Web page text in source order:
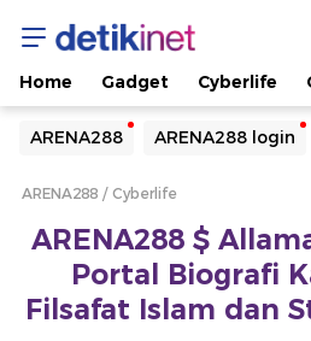
Home Gadget Cyberlife
ARENA288 ARENA288 login
Yang sedang ramai dicari
Loading...
Loading...
ARENA288 Cyberlife
ARENA288 $
Portal Biografi
Filsafat Islam dan